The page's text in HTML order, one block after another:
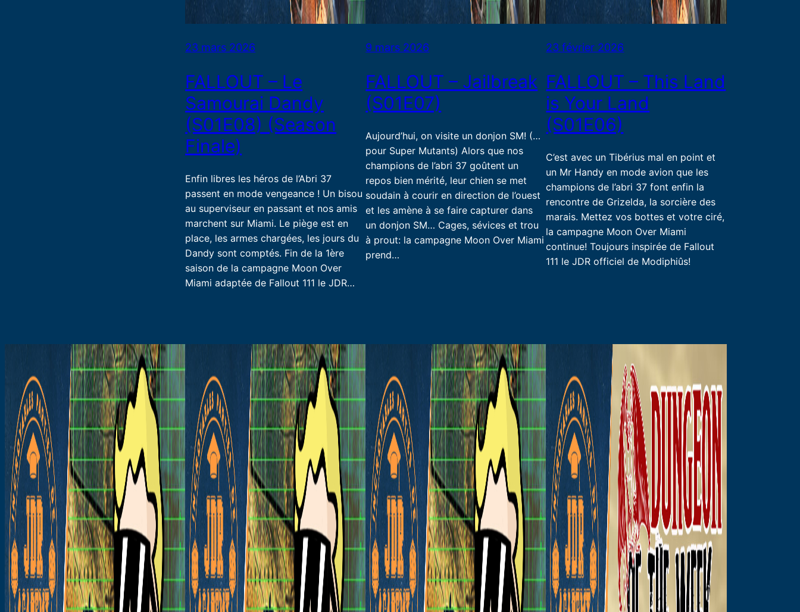
23 mars 2026
FALLOUT – Le
Samourai Dandy
(S01E08) (Season
Finale)
Enfin libres les héros de l’Abri 37
passent en mode vengeance ! Un bisou
au superviseur en passant et nos amis
marchent sur Miami. Le piège est en
place, les armes chargées, les jours du
Dandy sont comptés. Fin de la 1ère
saison de la campagne Moon Over
Miami adaptée de Fallout 111 le JDR…
9 mars 2026
FALLOUT – Jailbreak
(S01E07)
Aujourd’hui, on visite un donjon SM! (…
pour Super Mutants) Alors que nos
champions de l’abri 37 goûtent un
repos bien mérité, leur chien se met
soudain à courir en direction de l’ouest
et les amène à se faire capturer dans
un donjon SM… Cages, sévices et trou
à prout: la campagne Moon Over Miami
prend…
23 février 2026
FALLOUT – This Land
is Your Land
(S01E06)
C’est avec un Tibérius mal en point et
un Mr Handy en mode avion que les
champions de l’abri 37 font enfin la
rencontre de Grizelda, la sorcière des
marais. Mettez vos bottes et votre ciré,
la campagne Moon Over Miami
continue! Toujours inspirée de Fallout
111 le JDR officiel de Modiphiûs!